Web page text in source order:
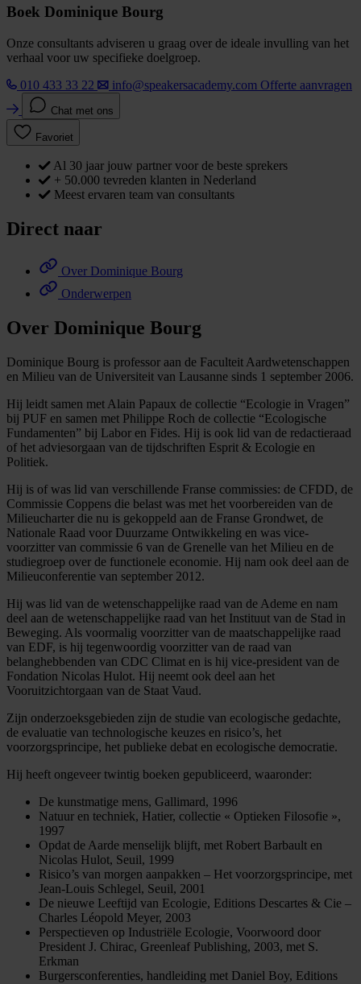
Boek Dominique Bourg
Onze consultants adviseren u graag over de ideale invulling van het
verhaal voor uw specifieke doelgroep.
010 433 33 22
info@speakersacademy.com Offerte aanvragen
Chat met ons
Favoriet
Al 30 jaar jouw partner voor de beste sprekers
+ 50.000 tevreden klanten in Nederland
Meest ervaren team van consultants
Direct naar
Over Dominique Bourg
Onderwerpen
Over Dominique Bourg
Dominique Bourg is professor aan de Faculteit Aardwetenschappen
en Milieu van de Universiteit van Lausanne sinds 1 september 2006.
Hij leidt samen met Alain Papaux de collectie “Ecologie in Vragen”
bij PUF en samen met Philippe Roch de collectie “Ecologische
Fundamenten” bij Labor en Fides. Hij is ook lid van de redactieraad
of het adviesorgaan van de tijdschriften Esprit & Ecologie en
Politiek.
Hij is of was lid van verschillende Franse commissies: de CFDD, de
Commissie Coppens die belast was met het voorbereiden van de
Milieucharter die nu is gekoppeld aan de Franse Grondwet, de
Nationale Raad voor Duurzame Ontwikkeling en was vice-
voorzitter van commissie 6 van de Grenelle van het Milieu en de
studiegroep over de functionele economie. Hij nam ook deel aan de
Milieuconferentie van september 2012.
Hij was lid van de wetenschappelijke raad van de Ademe en nam
deel aan de wetenschappelijke raad van het Instituut van de Stad in
Beweging. Als voormalig voorzitter van de maatschappelijke raad
van EDF, is hij tegenwoordig voorzitter van de raad van
belanghebbenden van CDC Climat en is hij vice-president van de
Fondation Nicolas Hulot. Hij neemt ook deel aan het
Vooruitzichtorgaan van de Staat Vaud.
Zijn onderzoeksgebieden zijn de studie van ecologische gedachte,
de evaluatie van technologische keuzes en risico’s, het
voorzorgsprincipe, het publieke debat en ecologische democratie.
Hij heeft ongeveer twintig boeken gepubliceerd, waaronder:
De kunstmatige mens, Gallimard, 1996
Natuur en techniek, Hatier, collectie « Optieken Filosofie »,
1997
Opdat de Aarde menselijk blijft, met Robert Barbault en
Nicolas Hulot, Seuil, 1999
Risico’s van morgen aanpakken – Het voorzorgsprincipe, met
Jean-Louis Schlegel, Seuil, 2001
De nieuwe Leeftijd van Ecologie, Editions Descartes & Cie –
Charles Léopold Meyer, 2003
Perspectieven op Industriële Ecologie, Voorwoord door
President J. Chirac, Greenleaf Publishing, 2003, met S.
Erkman
Burgersconferenties, handleiding met Daniel Boy, Editions